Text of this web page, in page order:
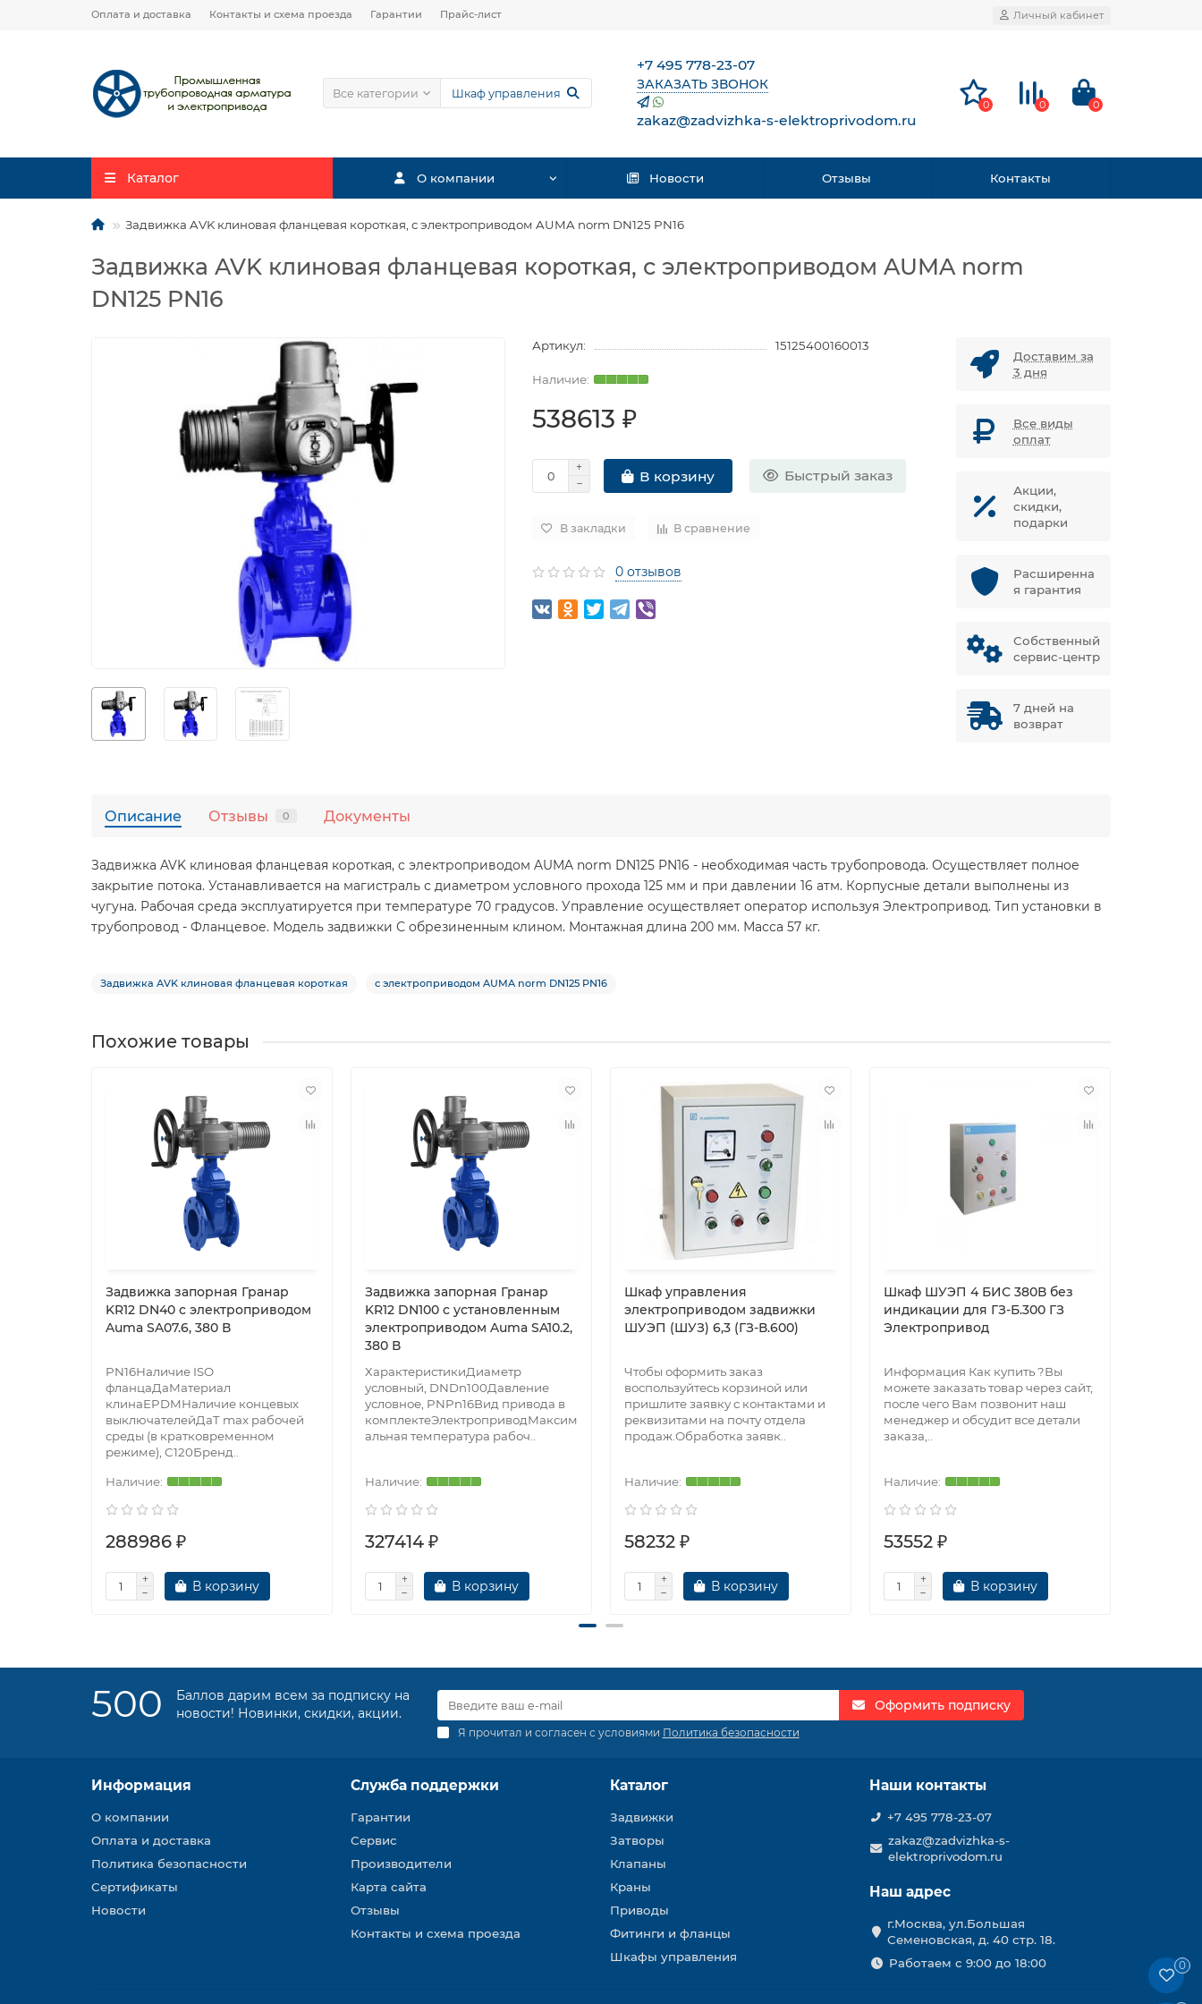
Оплата и доставка Контакты и схема проезда Гарантии Прайс-лист Личный кабинет
Все категории
+7 495 778-23-07
ЗАКАЗАТЬ ЗВОНОК
zakaz@zadvizhka-s-elektroprivodom.ru
0 0 0
Каталог О компании Новости Отзывы Контакты
Задвижка AVK клиновая фланцевая короткая, с электроприводом AUMA norm DN125 PN16
Задвижка AVK клиновая фланцевая короткая, с электроприводом AUMA norm
DN125 PN16
Артикул: 15125400160013
538613 ₽
В корзину Быстрый заказ
В закладки В сравнение
0 отзывов
Доставим за
3 дня
Все виды
оплат
Акции,
скидки,
подарки
Расширенна
я гарантия
Собственный
сервис-центр
7 дней на
возврат
Описание Отзывы 0 Документы
Задвижка AVK клиновая фланцевая короткая, с электроприводом AUMA norm DN125 PN16 - необходимая часть трубопровода. Осуществляет полное
закрытие потока. Устанавливается на магистраль с диаметром условного прохода 125 мм и при давлении 16 атм. Корпусные детали выполнены из
чугуна. Рабочая среда эксплуатируется при температуре 70 градусов. Управление осуществляет оператор используя Электропривод. Тип установки в
трубопровод - Фланцевое. Модель задвижки С обрезиненным клином. Монтажная длина 200 мм. Масса 57 кг.
Задвижка AVK клиновая фланцевая короткая с электроприводом AUMA norm DN125 PN16
Похожие товары
Задвижка запорная Гранар
KR12 DN40 с электроприводом
Auma SA07.6, 380 В
PN16Наличие ISO
фланцаДаМатериал
клинаEPDMНаличие концевых
выключателейДаT max рабочей
среды (в кратковременном
режиме), С120Бренд..
288986 ₽
В корзину
Задвижка запорная Гранар
KR12 DN100 с установленным
электроприводом Auma SA10.2,
380 В
ХарактеристикиДиаметр
условный, DNDn100Давление
условное, PNPn16Вид привода в
комплектеЭлектроприводМаксим
альная температура рабоч..
327414 ₽
В корзину
Шкаф управления
электроприводом задвижки
ШУЭП (ШУЗ) 6,3 (ГЗ-В.600)
Чтобы оформить заказ
воспользуйтесь корзиной или
пришлите заявку с контактами и
реквизитами на почту отдела
продаж.Обработка заявк..
58232 ₽
В корзину
Шкаф ШУЭП 4 БИС 380В без
индикации для ГЗ-Б.300 ГЗ
Электропривод
Информация Как купить ?Вы
можете заказать товар через сайт,
после чего Вам позвонит наш
менеджер и обсудит все детали
заказа,..
53552 ₽
В корзину
500
Баллов дарим всем за подписку на
новости! Новинки, скидки, акции.
Оформить подписку
Я прочитал и согласен с условиями Политика безопасности
Информация
О компании
Оплата и доставка
Политика безопасности
Сертификаты
Новости
Служба поддержки
Гарантии
Сервис
Производители
Карта сайта
Отзывы
Контакты и схема проезда
Каталог
Задвижки
Затворы
Клапаны
Краны
Приводы
Фитинги и фланцы
Шкафы управления
Наши контакты
+7 495 778-23-07
zakaz@zadvizhka-s-
elektroprivodom.ru
Наш адрес
г.Москва, ул.Большая
Семеновская, д. 40 стр. 18.
Работаем с 9:00 до 18:00
0